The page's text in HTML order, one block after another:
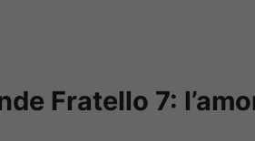
Fratello 7: